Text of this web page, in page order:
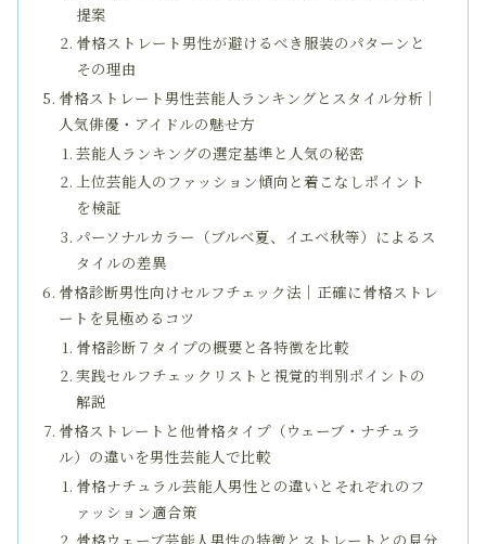
提案
骨格ストレート男性が避けるべき服装のパターンと
その理由
骨格ストレート男性芸能人ランキングとスタイル分析｜
人気俳優・アイドルの魅せ方
芸能人ランキングの選定基準と人気の秘密
上位芸能人のファッション傾向と着こなしポイント
を検証
パーソナルカラー（ブルベ夏、イエベ秋等）によるス
タイルの差異
骨格診断男性向けセルフチェック法｜正確に骨格ストレ
ートを見極めるコツ
骨格診断７タイプの概要と各特徴を比較
実践セルフチェックリストと視覚的判別ポイントの
解説
骨格ストレートと他骨格タイプ（ウェーブ・ナチュラ
ル）の違いを男性芸能人で比較
骨格ナチュラル芸能人男性との違いとそれぞれのフ
ァッション適合策